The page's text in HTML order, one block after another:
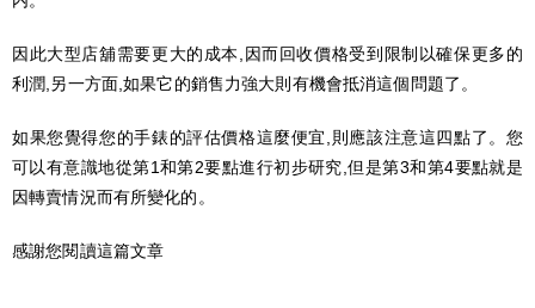
因此大型店舖需要更大的成本,因而回收價格受到限制以確保更多的
利潤,另一方面,如果它的銷售力強大則有機會抵消這個問題了。
如果您覺得您的手錶的評估價格這麼便宜,則應該注意這四點了。您
可以有意識地從第1和第2要點進行初步研究,但是第3和第4要點就是
因轉賣情況而有所變化的。
感謝您閱讀這篇文章